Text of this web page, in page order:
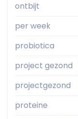
ontbijt
per week
probiotica
project gezond
projectgezond
proteine